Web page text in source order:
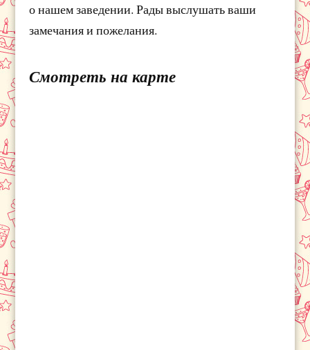
о нашем заведении. Рады выслушать ваши
замечания и пожелания.
Смотреть на карте